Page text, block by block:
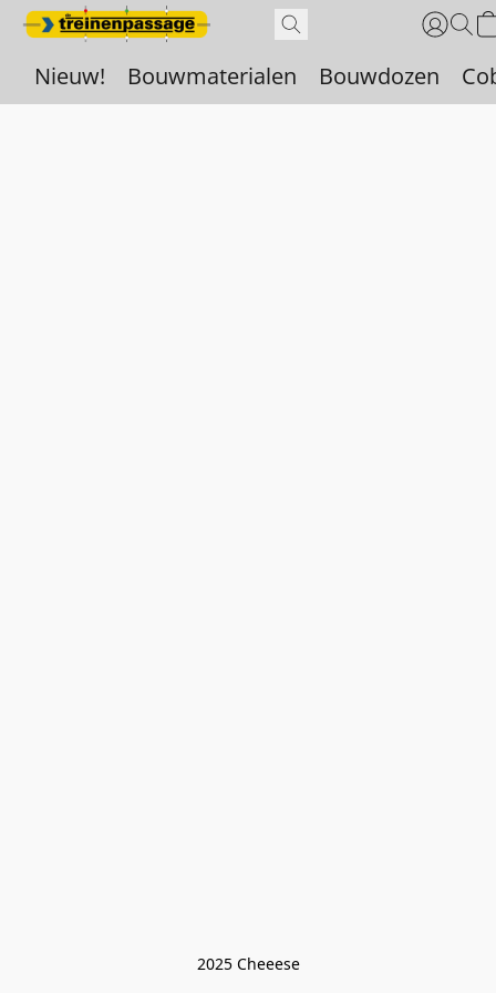
Nieuw! Bouwmaterialen Bouwdozen
2025 Cheeese